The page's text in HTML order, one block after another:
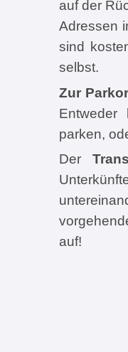
auf der
Adressen
sind
selbst.
Zur
parken,
Der
auf!